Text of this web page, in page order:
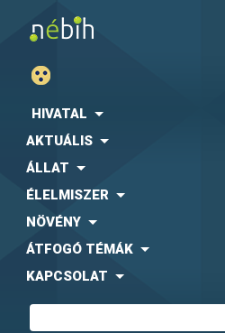
HIVATAL
AKTUÁLIS
ÁLLAT
ÉLELMISZER
NÖVÉNY
ÁTFOGÓ TÉMÁK
KAPCSOLAT